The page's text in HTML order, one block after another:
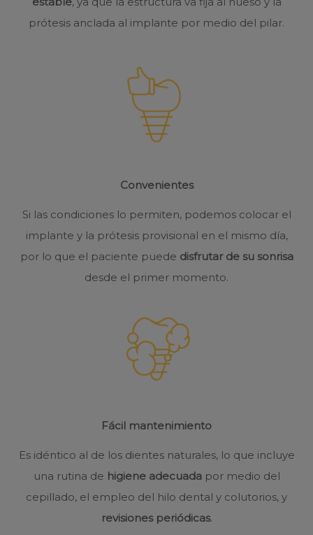
prótesis anclada al implante por medio del pilar.
Fácil mantenimiento
Es idéntico al de los dientes naturales, lo que incluye
una rutina de higiene adecuadapor medio del
cepillado, el empleo del hilo dental y colutorios, y
revisiones periódicas.
Convenientes
Si las condiciones lo permiten, podemos colocar el
implante y la prótesis provisional en el mismo día,
por lo que el paciente puede disfrutar de su sonrisa
desde el primer momento.